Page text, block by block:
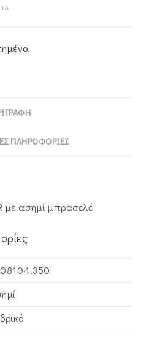
ΠΛΗΡΟΦΟΡΊΕΣ
με ασημί μπρασελέ